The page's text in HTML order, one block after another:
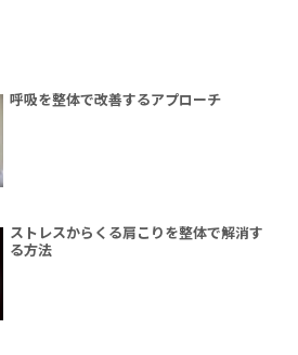
呼吸を整体で改善するアプローチ
ストレスからくる肩こりを整体で解消す
る方法